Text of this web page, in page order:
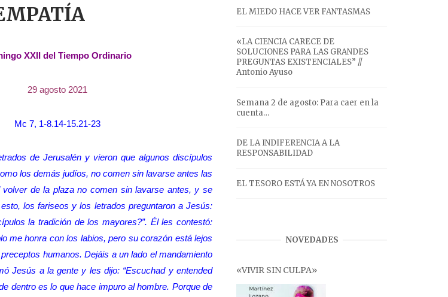
XXII del Tiempo Ordinario
29 agosto 2021
Mc 7, 1-8.14-15.21-23
de Jerusalén y vieron que algunos discípulos
los demás judíos, no comen sin lavarse antes las
de la plaza no comen sin lavarse antes, y se
los fariseos y los letrados preguntaron a Jesús:
la tradición de los mayores?”. Él les contestó:
me honra con los labios, pero su corazón está lejos
humanos. Dejáis a un lado el mandamiento
Jesús a la gente y les dijo: “Escuchad y entended
dentro es lo que hace impuro al hombre. Porque de
EL MIEDO HACE VER FANTASMAS
«LA CIENCIA CARECE DE
SOLUCIONES PARA LAS GRANDES
PREGUNTAS EXISTENCIALES” //
Antonio Ayuso
Semana 2 de agosto: Para caer en la
cuenta…
DE LA INDIFERENCIA A LA
RESPONSABILIDAD
EL TESORO ESTÁ YA EN NOSOTROS
NOVEDADES
«VIVIR SIN CULPA»